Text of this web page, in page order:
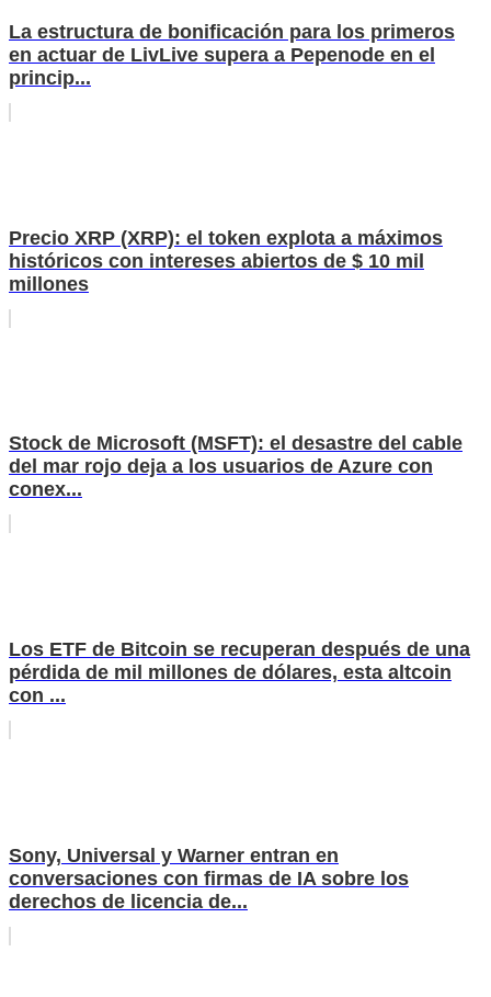
La estructura de bonificación para los primeros
en actuar de LivLive supera a Pepenode en el
princip...
Precio XRP (XRP): el token explota a máximos
históricos con intereses abiertos de $ 10 mil
millones
Stock de Microsoft (MSFT): el desastre del cable
del mar rojo deja a los usuarios de Azure con
conex...
Los ETF de Bitcoin se recuperan después de una
pérdida de mil millones de dólares, esta altcoin
con ...
Sony, Universal y Warner entran en
conversaciones con firmas de IA sobre los
derechos de licencia de...